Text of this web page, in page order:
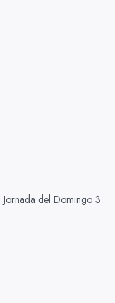
Jornada del Domingo 3